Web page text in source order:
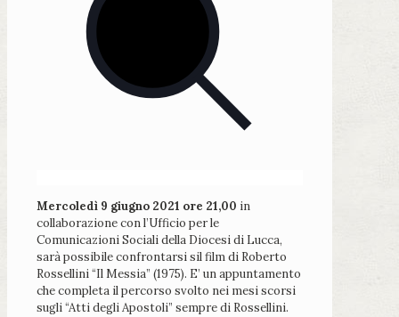
Mercoledì 9 giugno 2021 ore 21,00 in
collaborazione con l’Ufficio per le
Comunicazioni Sociali della Diocesi di Lucca,
sarà possibile confrontarsi sil film di Roberto
Rossellini “Il Messia” (1975). E’ un appuntamento
che completa il percorso svolto nei mesi scorsi
sugli “Atti degli Apostoli” sempre di Rossellini.